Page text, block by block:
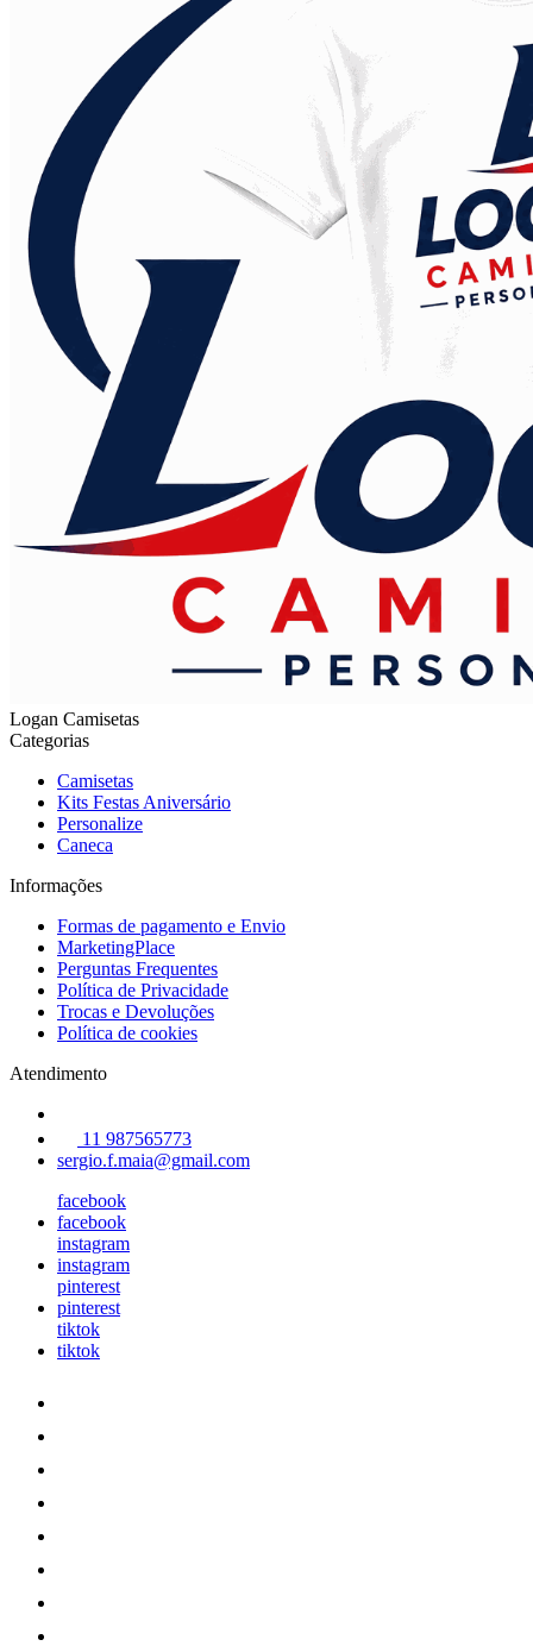
Logan Camisetas
Categorias
Camisetas
Kits Festas Aniversário
Personalize
Caneca
Informações
Formas de pagamento e Envio
MarketingPlace
Perguntas Frequentes
Política de Privacidade
Trocas e Devoluções
Política de cookies
Atendimento
11 987565773
sergio.f.maia@gmail.com
facebook
facebook
instagram
instagram
pinterest
pinterest
tiktok
tiktok